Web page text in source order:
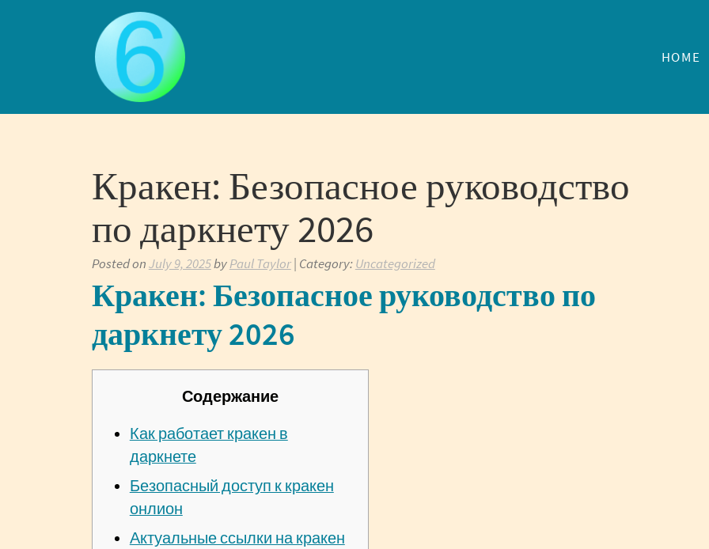
HOME
Кракен: Безопасное руководство
по даркнету 2026
Posted onJuly 9, 2025byPaul Taylor| Category:Uncategorized
Кракен: Безопасное руководство по
даркнету 2026
Содержание
Как работает кракен в
даркнете
Безопасный доступ к кракен
онлион
Актуальные ссылки на кракен